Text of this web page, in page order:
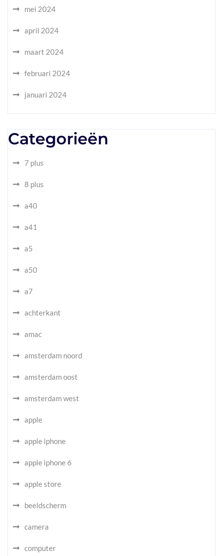
mei 2024
april 2024
maart 2024
februari 2024
januari 2024
Categorieën
7 plus
8 plus
a40
a41
a5
a50
a7
achterkant
amac
amsterdam noord
amsterdam oost
amsterdam west
apple
apple iphone
apple iphone 6
apple store
beeldscherm
camera
computer